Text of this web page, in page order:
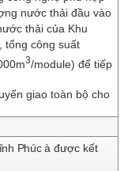
nước thải đầu vào
thải của Khu
tổng công suất
3/module) để tiếp
giao toàn bộ cho
Phúc à được kết